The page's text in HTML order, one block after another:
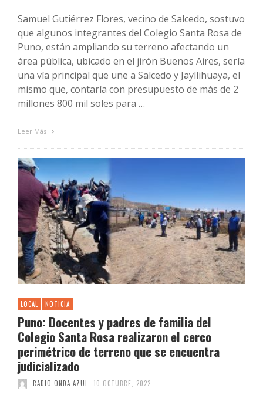
Samuel Gutiérrez Flores, vecino de Salcedo, sostuvo
que algunos integrantes del Colegio Santa Rosa de
Puno, están ampliando su terreno afectando un
área pública, ubicado en el jirón Buenos Aires, sería
una vía principal que une a Salcedo y Jayllihuaya, el
mismo que, contaría con presupuesto de más de 2
millones 800 mil soles para …
Leer Más
LOCAL NOTICIA
Puno: Docentes y padres de familia del
Colegio Santa Rosa realizaron el cerco
perimétrico de terreno que se encuentra
judicializado
RADIO ONDA AZUL 10 OCTUBRE, 2022